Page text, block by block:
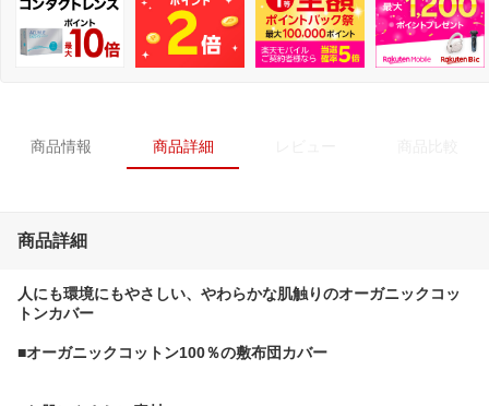
商品情報 商品詳細
商品詳細
人にも環境にもやさしい、やわらかな肌触りのオーガニックコッ
トンカバー
■オーガニックコットン100％の敷布団カバー